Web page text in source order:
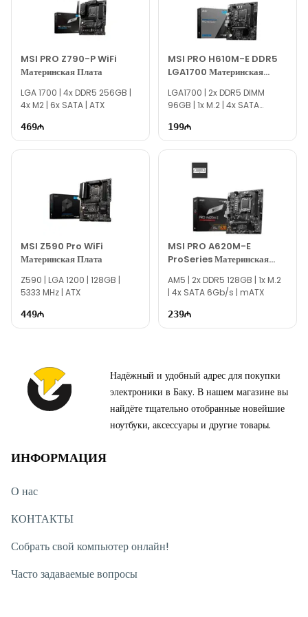
Если вам нужна помощь в выборе, наши специалисты
По всем вопросам модели MSI B560M PRO-E наша служба
онлайн-поддержки всегда готова помочь.
Благодарим вас за интерес к Texno Gallery!
MSI PRO Z790-P WiFi
Материнская Плата
LGA 1700​ | 4x DDR5 256GB |
4x M2 | 6x SATA | ATX
469
MSI PRO H610M-E DDR5
LGA1700 Материнская
LGA1700 | 2x DDR5 DIMM
96GB | 1x M.2 | 4x SATA
199
MSI Z590 Pro WiFi
Материнская Плата
Z590 | LGA 1200​ | 128GB |
5333 MHz | ATX
449
MSI PRO A620M-E
ProSeries Материнская
Плата
AM5 | 2x DDR5 128GB | 1x M.2
| 4x SATA 6Gb/s | mATX
239
Надёжный и удобный адрес для покупки
электроники в Баку. В нашем магазине вы
найдёте тщательно отобранные новейшие
ноутбуки, аксессуары и другие товары.
ИНФОРМАЦИЯ
О нас
КОНТАКТЫ
Собрать свой компьютер онлайн!
Часто задаваемые вопросы